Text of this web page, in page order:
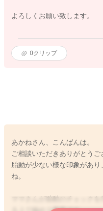
よろしくお願い致します。
0クリップ
あかねさん、こんばんは。
ご相談いただきありがとうご
胎動が少ない様な印象があ
ね。
ママさんが胎動のチェック